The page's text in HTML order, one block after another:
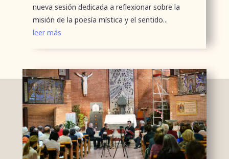
nueva sesión dedicada a reflexionar sobre la
misión de la poesía mística y el sentido...
leer más